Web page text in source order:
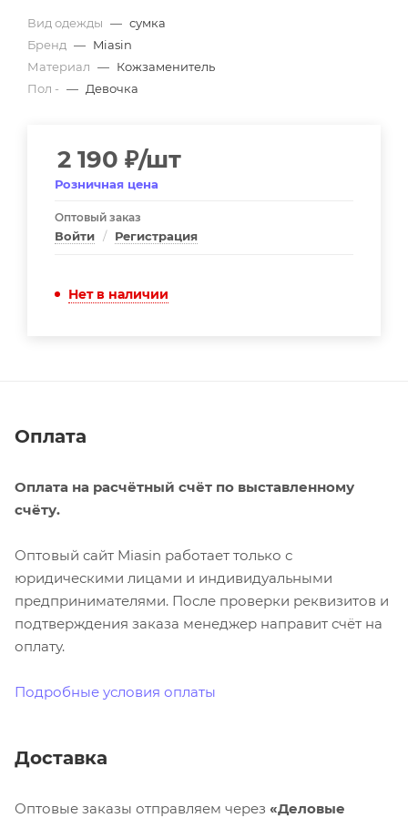
Вид одежды — сумка
Бренд — Miasin
Материал — Кожзаменитель
Пол - — Девочка
2 190 ₽/шт
Розничная цена
Оптовый заказ
Войти / Регистрация
Нет в наличии
Оплата
Оплата на расчётный счёт по выставленному
счёту.
Оптовый сайт Miasin работает только с
юридическими лицами и индивидуальными
предпринимателями. После проверки реквизитов и
подтверждения заказа менеджер направит счёт на
оплату.
Подробные условия оплаты
Доставка
Оптовые заказы отправляем через «Деловые